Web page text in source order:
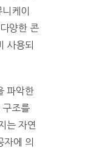
케이
양한 콘
사용되
파악한
구조를
는 자연
자에 의